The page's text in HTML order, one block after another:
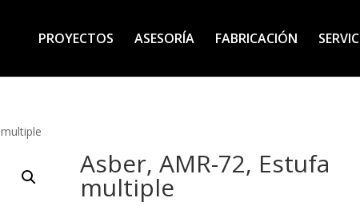
PROYECTOS ASESORÍA FABRICACIÓN
Asber, AMR-72, Estufa
multiple